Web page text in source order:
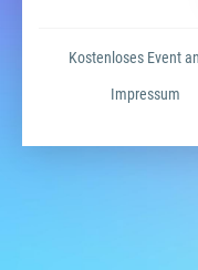
Kostenloses Event
Impressum